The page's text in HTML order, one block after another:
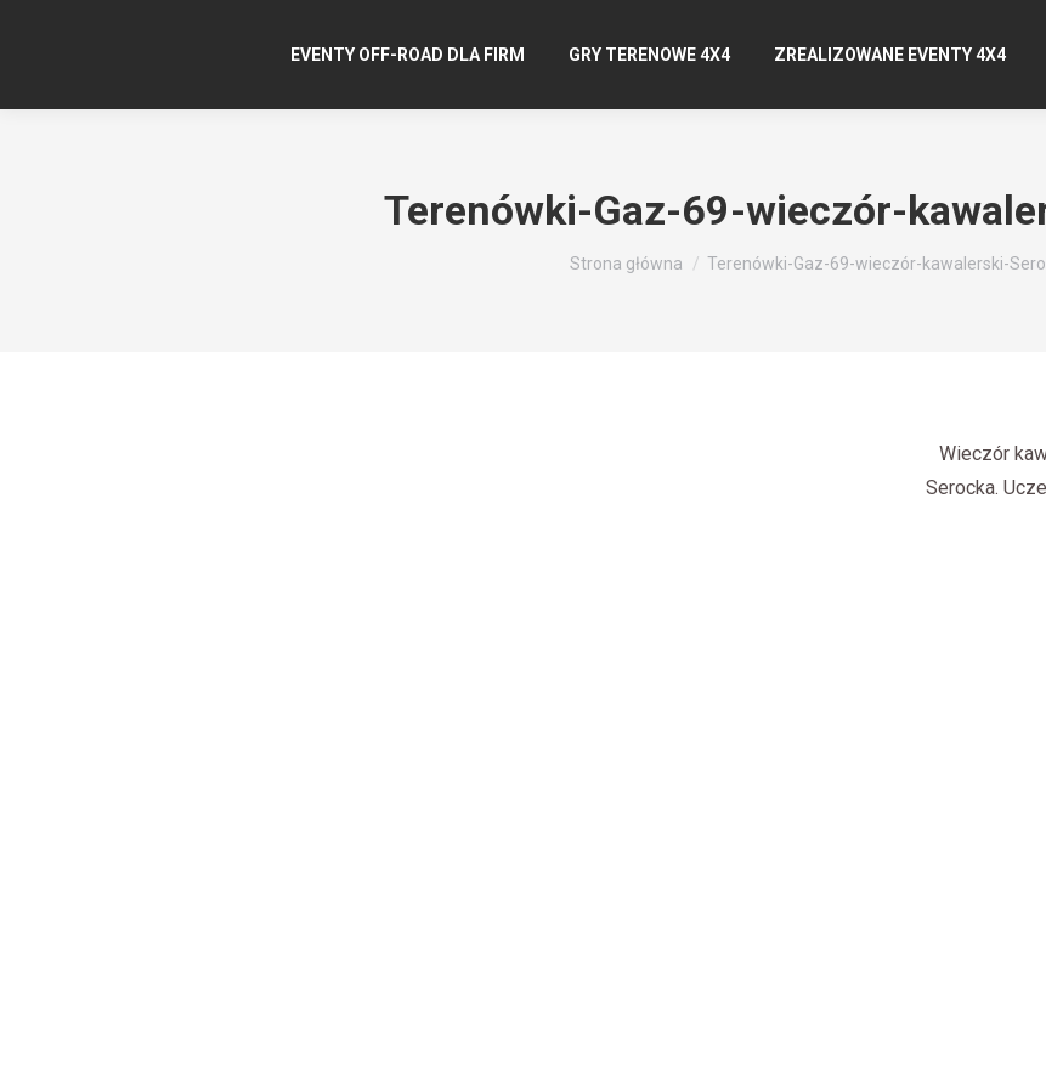
EVENTY OFF-ROAD DLA FIRM GRY TERENOWE 4X4 ZREALIZOWANE EVENTY 4X4
Terenówki-Gaz-69-wieczór-
Jesteś tutaj:
Strona główna Terenówki-Gaz-69-wieczór-kawalerski-
Wieczór
Serocka.